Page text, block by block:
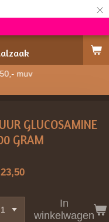
×
muv
GLUCOSAMINE
GRAM
In
winkelwagen